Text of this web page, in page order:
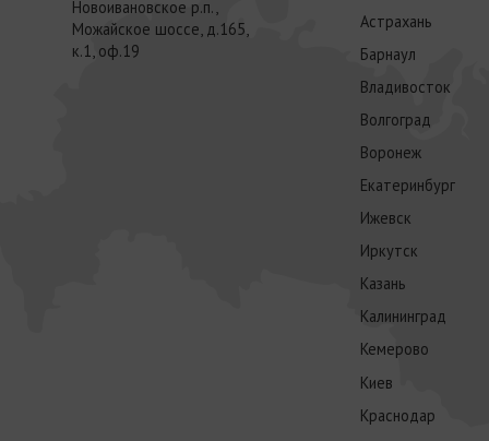
Новоивановское р.п.,
Можайское шоссе, д.165,
к.1, оф.19
Астрахань
Барнаул
Владивосток
Волгоград
Воронеж
Екатеринбург
Ижевск
Иркутск
Казань
Калининград
Кемерово
Киев
Краснодар